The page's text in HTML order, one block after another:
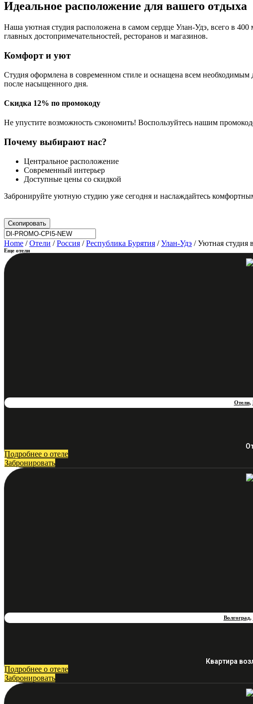
Идеальное расположение для вашего отдыха
Наша уютная студия расположена в самом сердце Улан-Удэ, всего в
главных достопримечательностей, ресторанов и магазинов.
Комфорт и уют
Студия оформлена в современном стиле и оснащена всем
после насыщенного дня.
Скидка 12% по промокоду
Не упустите возможность сэкономить! Воспользуйтесь нашим
Почему выбирают нас?
Центральное расположение
Современный интерьер
Доступные цены со скидкой
Забронируйте уютную студию уже сегодня и наслаждайтесь
Скопировать
Home /Отели /Россия /Республика Бурятия /Улан-Удэ / Уютная студия
Еще отели
Отели,
Подробнее о отеле
Забронировать
Волгоград,
Квартира
Подробнее о отеле
Забронировать